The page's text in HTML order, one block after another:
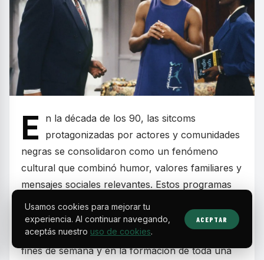
E
n la década de los 90, las sitcoms
protagonizadas por actores y comunidades
negras se consolidaron como un fenómeno
cultural que combinó humor, valores familiares y
mensajes sociales relevantes. Estos programas
dejaron huella por retratar realidades cotidianas
con carisma y autenticidad, convirtiéndose en
parte esencial de la programación televisiva de
fines de semana y en la formación de toda una
Usamos cookies para mejorar tu
experiencia. Al continuar navegando,
aceptás nuestro uso de cookies.
ACEPTAR